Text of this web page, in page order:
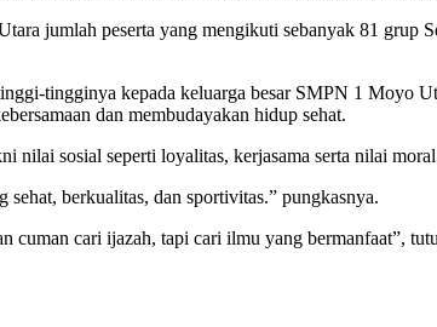
jumlah peserta yang mengikuti sebanyak 81
tingginya kepada keluarga besar SMPN 1 Moyo
dan membudayakan hidup sehat.
nilai sosial seperti loyalitas, kerjasama serta nilai
berkualitas, dan sportivitas.” pungkasnya.
cuman cari ijazah, tapi cari ilmu yang bermanfaat”,